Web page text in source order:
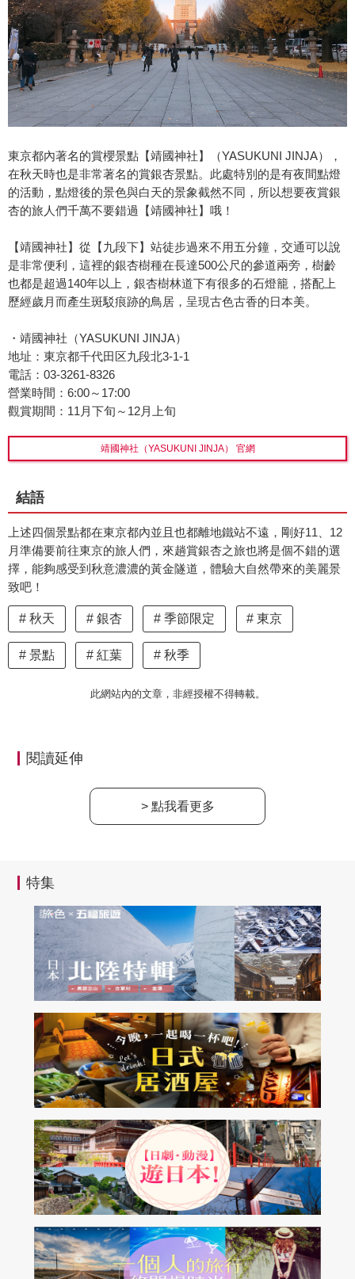
東京都內著名的賞櫻景點【靖國神社】（YASUKUNI JINJA），
在秋天時也是非常著名的賞銀杏景點。此處特別的是有夜間點燈
的活動，點燈後的景色與白天的景象截然不同，所以想要夜賞銀
杏的旅人們千萬不要錯過【靖國神社】哦！
【靖國神社】從【九段下】站徒步過來不用五分鐘，交通可以說
是非常便利，這裡的銀杏樹種在長達500公尺的參道兩旁，樹齡
也都是超過140年以上，銀杏樹林道下有很多的石燈籠，搭配上
歷經歲月而產生斑駁痕跡的鳥居，呈現古色古香的日本美。
・靖國神社（YASUKUNI JINJA）
地址：東京都千代田区九段北3-1-1
電話：03-3261-8326
營業時間：6:00～17:00
觀賞期間：11月下旬～12月上旬
靖國神社（YASUKUNI JINJA） 官網
結語
上述四個景點都在東京都內並且也都離地鐵站不遠，剛好11、12
月準備要前往東京的旅人們，來趟賞銀杏之旅也將是個不錯的選
擇，能夠感受到秋意濃濃的黃金隧道，體驗大自然帶來的美麗景
致吧！
秋天 銀杏 季節限定 東京
景點 紅葉 秋季
此網站內的文章，非經授權不得轉載。
閱讀延伸
> 點我看更多
特集